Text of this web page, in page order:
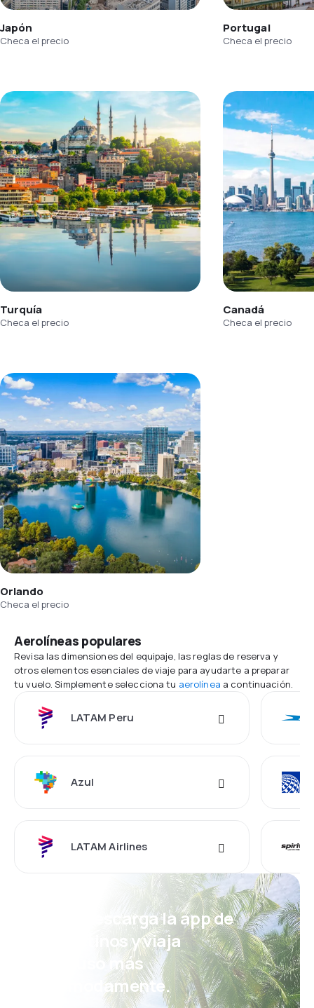
Japón
Checa el precio
Portugal
Checa el precio
Turquía
Checa el precio
Canadá
Checa el precio
Orlando
Checa el precio
Aerolíneas populares
Revisa las dimensiones del equipaje, las reglas de reserva y
otros elementos esenciales de viaje para ayudarte a preparar
tu vuelo. Simplemente selecciona tu aerolínea a continuación.
LATAM Peru
Azul
LATAM Airlines
¡Eh! Descarga la app de
eDestinos y viaja
incluso más
cómodamente.